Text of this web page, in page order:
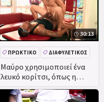
30:13
Μαύρο χρησιμοποιεί ένα
λευκό κορίτσι, όπως η
σκύλα, γκέι σεξ βίντεο
ΠΡΩΚΤΙΚΌ
ΔΙΑΦΥΛΕΤΙΚΌΣ
BBC
ΜΕΓΆΛΟ ΚΑΒΛΊ